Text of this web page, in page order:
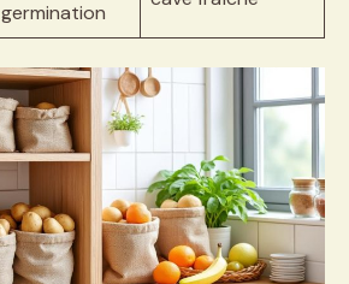
germination